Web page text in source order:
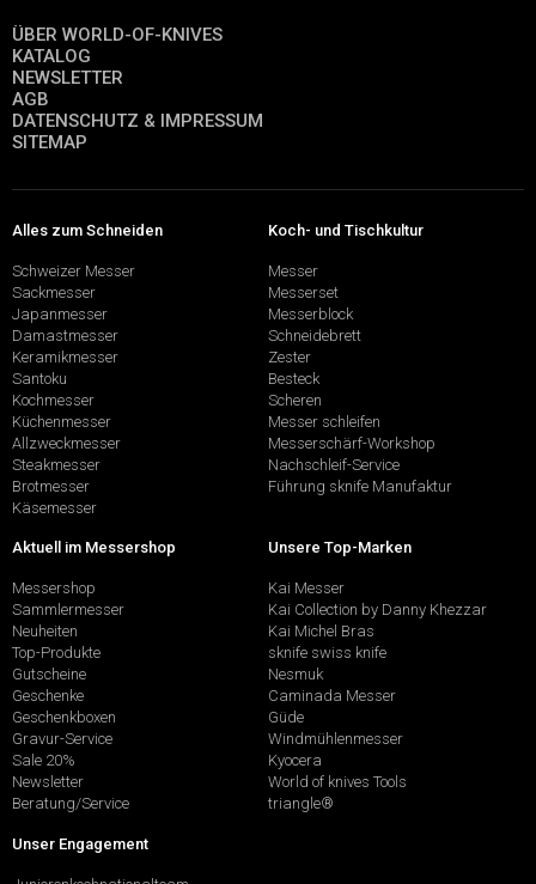
ÜBER WORLD-OF-KNIVES
KATALOG
NEWSLETTER
AGB
DATENSCHUTZ & IMPRESSUM
SITEMAP
Alles zum Schneiden
Schweizer Messer
Sackmesser
Japanmesser
Damastmesser
Keramikmesser
Santoku
Kochmesser
Küchenmesser
Allzweckmesser
Steakmesser
Brotmesser
Käsemesser
Koch- und Tischkultur
Messer
Messerset
Messerblock
Schneidebrett
Zester
Besteck
Scheren
Messer schleifen
Messerschärf-Workshop
Nachschleif-Service
Führung sknife Manufaktur
Aktuell im Messershop
Messershop
Sammlermesser
Neuheiten
Top-Produkte
Gutscheine
Geschenke
Geschenkboxen
Gravur-Service
Sale 20%
Newsletter
Beratung/Service
Unsere Top-Marken
Kai Messer
Kai Collection by Danny Khezzar
Kai Michel Bras
sknife swiss knife
Nesmuk
Caminada Messer
Güde
Windmühlenmesser
Kyocera
World of knives Tools
triangle®
Unser Engagement